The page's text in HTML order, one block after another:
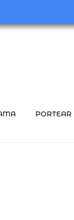
PORTEAR